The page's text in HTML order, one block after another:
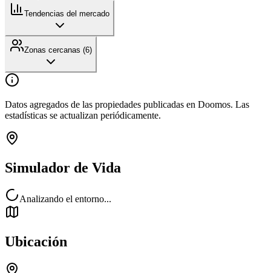
Tendencias del mercado
Zonas cercanas (6)
Datos agregados de las propiedades publicadas en Doomos. Las
estadísticas se actualizan periódicamente.
Simulador de Vida
Analizando el entorno...
Ubicación